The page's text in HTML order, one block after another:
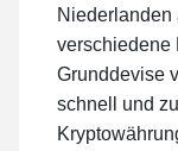
Niederlanden
verschiedene
Grunddevise
schnell und